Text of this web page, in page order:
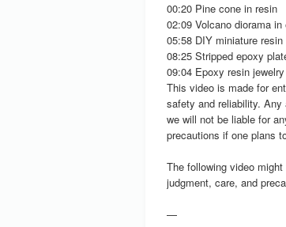
00:20 Pine cone in resin
02:09 Volcano diorama
05:58 DIY miniature resin
08:25 Stripped epoxy
09:04 Epoxy resin
This video is made for
safety and reliability.
we will not be liable for
precautions if one plans
The following video
judgment, care, and
—